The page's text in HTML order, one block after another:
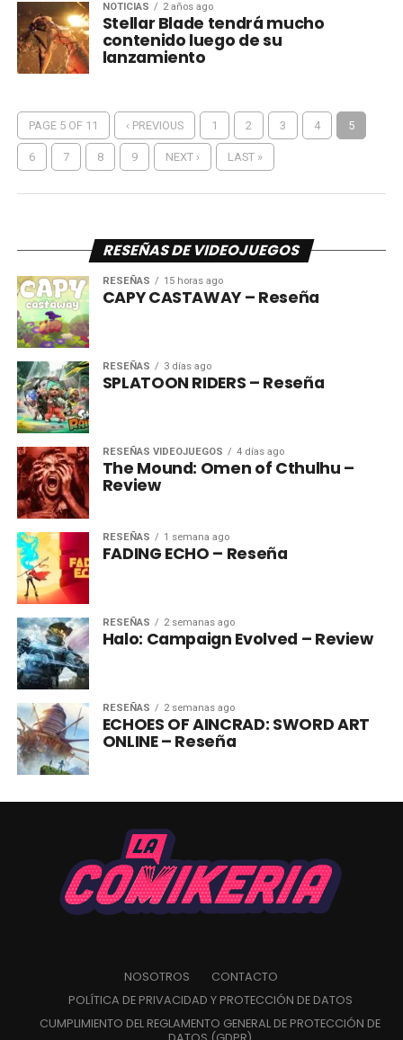
NOTICIAS 2 años ago
Stellar Blade tendrá mucho
contenido luego de su
lanzamiento
PAGE 5 OF 11 ‹ PREVIOUS 1 2 3 4 5
6 7 8 9 NEXT › LAST »
RESEÑAS DE VIDEOJUEGOS
RESEÑAS 15 horas ago
CAPY CASTAWAY – Reseña
RESEÑAS 3 días ago
SPLATOON RIDERS – Reseña
RESEÑAS VIDEOJUEGOS 4 días ago
The Mound: Omen of Cthulhu –
Review
RESEÑAS 1 semana ago
FADING ECHO – Reseña
RESEÑAS 2 semanas ago
Halo: Campaign Evolved – Review
RESEÑAS 2 semanas ago
ECHOES OF AINCRAD: SWORD ART
ONLINE – Reseña
NOSOTROS
CONTACTO
POLÍTICA DE PRIVACIDAD Y PROTECCIÓN DE DATOS
CUMPLIMIENTO DEL REGLAMENTO GENERAL DE PROTECCIÓN DE